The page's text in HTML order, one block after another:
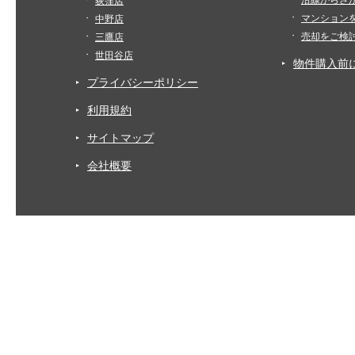
中野店
三鷹店
世田谷店
プライバシーポリシー
利用規約
サイトマップ
会社概要
マンション
売却をご検
物件購入前